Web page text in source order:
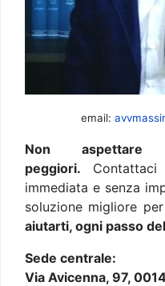
email:
Non
peggiori.
immediata e senza
soluzione migliore
aiutarti, ogni passo
Sede centrale:
Via Avicenna, 97,